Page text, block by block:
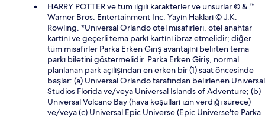
HARRY POTTER ve tüm ilgili karakterler ve unsurlar © & ™
Warner Bros. Entertainment Inc. Yayın Hakları © J.K.
Rowling. *Universal Orlando otel misafirleri, otel anahtar
kartını ve geçerli tema parkı kartını ibraz etmelidir; diğer
tüm misafirler Parka Erken Giriş avantajını belirten tema
parkı biletini göstermelidir. Parka Erken Giriş, normal
planlanan park açılışından en erken bir (1) saat öncesinde
başlar: (a) Universal Orlando tarafından belirlenen Universal
Studios Florida ve/veya Universal Islands of Adventure; (b)
Universal Volcano Bay (hava koşulları izin verdiği sürece)
ve/veya (c) Universal Epic Universe (Epic Universe'te Parka